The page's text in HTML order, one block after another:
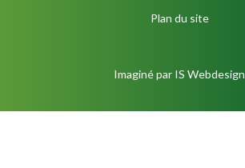
Plan du site
Imaginé par IS Webdesign